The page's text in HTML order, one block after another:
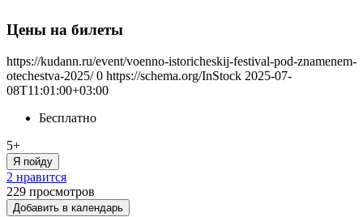
Цены на билеты
https://kudann.ru/event/voenno-istoricheskij-festival-pod-znamenem-
otechestva-2025/ 0 https://schema.org/InStock 2025-07-
08T11:01:00+03:00
Бесплатно
5+
Я пойду
2 нравится
229 просмотров
Добавить в календарь